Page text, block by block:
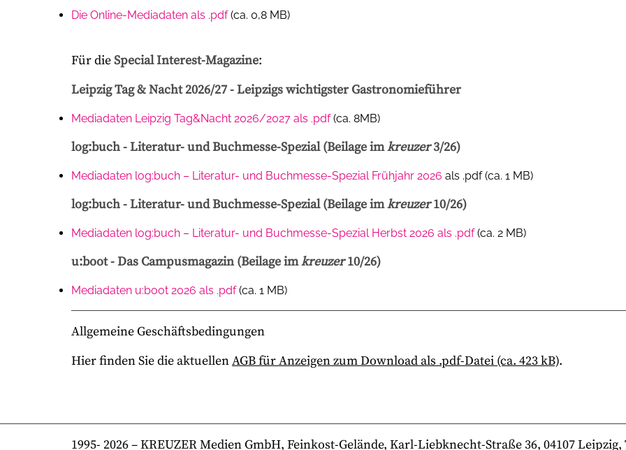
Die Online-Mediadaten als .pdf(ca. 0,8 MB)
Für dieSpecial Interest-Magazine:
Leipzig Tag & Nacht 2026/27 - Leipzigs wichtigster Gastronomieführer
Mediadaten Leipzig Tag&Nacht 2026/2027 als .pdf(ca. 8MB)
log:buch - Literatur- und Buchmesse-Spezial (Beilage imkreuzer3/26)
Mediadaten log:buch – Literatur- und Buchmesse-Spezial Frühjahr 2026 als .pdf (ca. 1 MB)
log:buch - Literatur- und Buchmesse-Spezial (Beilage imkreuzer10/26)
Mediadaten log:buch – Literatur- und Buchmesse-Spezial Herbst 2026 als .pdf(ca. 2 MB)
u:boot - Das Campusmagazin (Beilage imkreuzer10/26)
Mediadaten u:boot 2026 als .pdf(ca. 1 MB)
Allgemeine Geschäftsbedingungen
Hier finden Sie die aktuellenAGB für Anzeigen zum Download als .pdf-Datei (ca. 423 kB).
1995- 2026– KREUZER Medien GmbH, Feinkost-Gelände, Karl-Liebknecht-Straße 36, 04107